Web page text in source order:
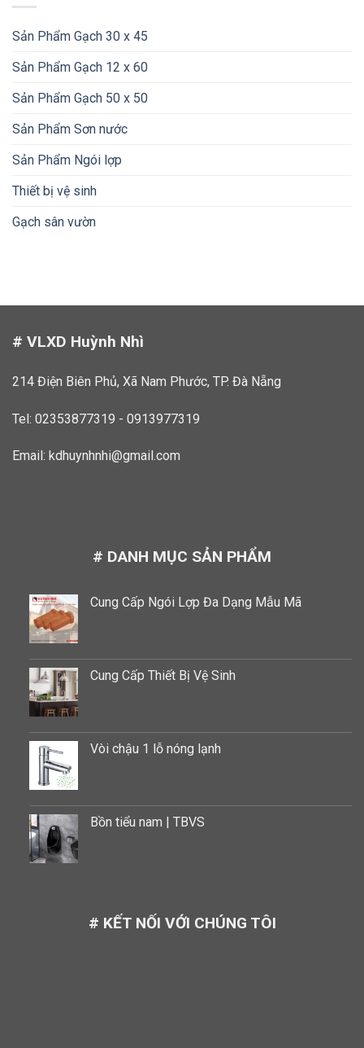
Sản Phẩm Gạch 30 x 45
Sản Phẩm Gạch 12 x 60
Sản Phẩm Gạch 50 x 50
Sản Phẩm Sơn nước
Sản Phẩm Ngói lợp
Thiết bị vệ sinh
Gạch sân vườn
# VLXD Huỳnh Nhì
214 Điện Biên Phủ, Xã Nam Phước, TP. Đà Nẵng
Tel: 02353877319 - 0913977319
Email: kdhuynhnhi@gmail.com
# DANH MỤC SẢN PHẨM
Cung Cấp Ngói Lợp Đa Dạng Mẫu Mã
Cung Cấp Thiết Bị Vệ Sinh
Vòi chậu 1 lỗ nóng lạnh
Bồn tiểu nam | TBVS
# KẾT NỐI VỚI CHÚNG TÔI